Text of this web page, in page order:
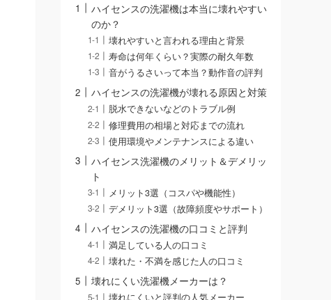
ハイセンスの洗濯機は本当に壊れやすい
のか？
壊れやすいと言われる理由と背景
寿命は何年くらい？実際の耐久年数
音がうるさいって本当？動作音の評判
ハイセンスの洗濯機が壊れる原因と対策
脱水できないなどのトラブル例
修理費用の相場と対応までの流れ
使用環境やメンテナンスによる違い
ハイセンス洗濯機のメリット＆デメリッ
ト
メリット3選（コスパや機能性）
デメリット3選（故障頻度やサポート）
ハイセンスの洗濯機の口コミと評判
満足している人の口コミ
壊れた・不満を感じた人の口コミ
壊れにくい洗濯機メーカーは？